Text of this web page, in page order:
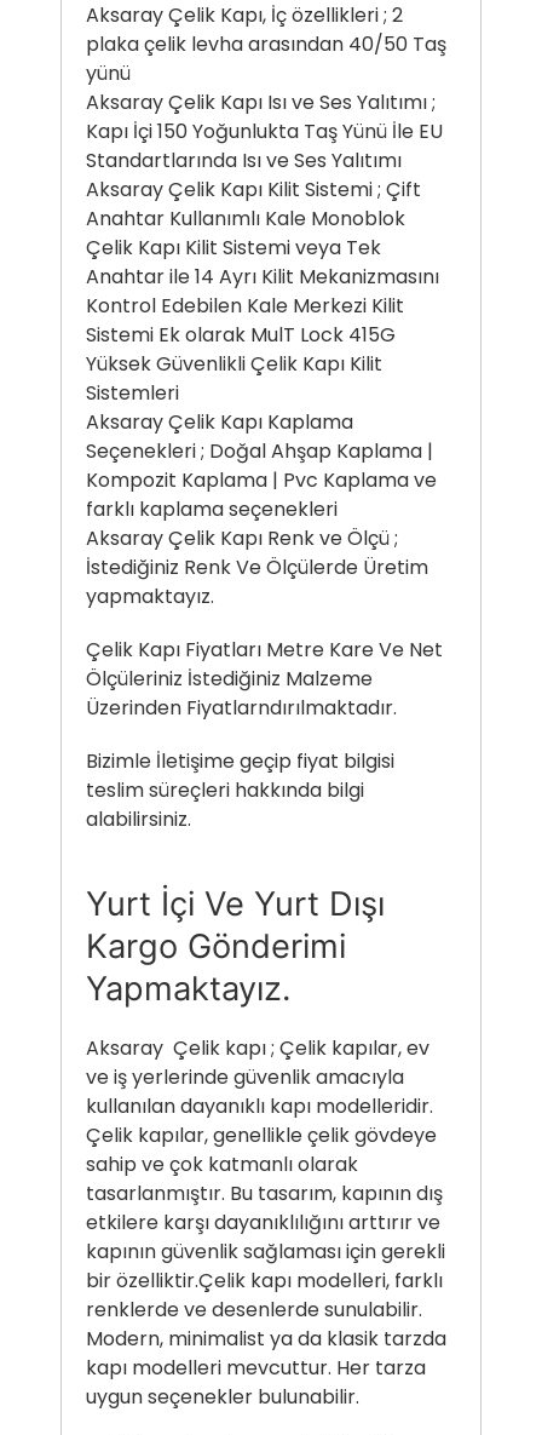
Aksaray Çelik Kapı, İç özellikleri ; 2
plaka çelik levha arasından 40/50 Taş
yünü
Aksaray Çelik Kapı Isı ve Ses Yalıtımı ;
Kapı İçi 150 Yoğunlukta Taş Yünü İle EU
Standartlarında Isı ve Ses Yalıtımı
Aksaray Çelik Kapı Kilit Sistemi ; Çift
Anahtar Kullanımlı Kale Monoblok
Çelik Kapı Kilit Sistemi veya Tek
Anahtar ile 14 Ayrı Kilit Mekanizmasını
Kontrol Edebilen Kale Merkezi Kilit
Sistemi Ek olarak MulT Lock 415G
Yüksek Güvenlikli Çelik Kapı Kilit
Sistemleri
Aksaray Çelik Kapı Kaplama
Seçenekleri ; Doğal Ahşap Kaplama |
Kompozit Kaplama | Pvc Kaplama ve
farklı kaplama seçenekleri
Aksaray Çelik Kapı Renk ve Ölçü ;
İstediğiniz Renk Ve Ölçülerde Üretim
yapmaktayız.
Çelik Kapı Fiyatları Metre Kare Ve Net
Ölçüleriniz İstediğiniz Malzeme
Üzerinden Fiyatlarndırılmaktadır.
Bizimle İletişime geçip fiyat bilgisi
teslim süreçleri hakkında bilgi
alabilirsiniz.
Yurt İçi Ve Yurt Dışı
Kargo Gönderimi
Yapmaktayız.
Aksaray Çelik kapı ; Çelik kapılar, ev
ve iş yerlerinde güvenlik amacıyla
kullanılan dayanıklı kapı modelleridir.
Çelik kapılar, genellikle çelik gövdeye
sahip ve çok katmanlı olarak
tasarlanmıştır. Bu tasarım, kapının dış
etkilere karşı dayanıklılığını arttırır ve
kapının güvenlik sağlaması için gerekli
bir özelliktir.Çelik kapı modelleri, farklı
renklerde ve desenlerde sunulabilir.
Modern, minimalist ya da klasik tarzda
kapı modelleri mevcuttur. Her tarza
uygun seçenekler bulunabilir.